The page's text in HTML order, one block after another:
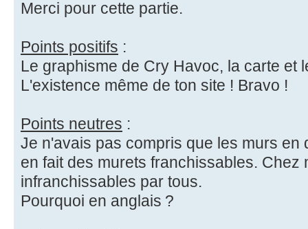
Merci pour cette partie.
Points positifs :
Le graphisme de Cry Havoc, la carte et
L'existence même de ton site ! Bravo !
Points neutres :
Je n'avais pas compris que les murs en
en fait des murets franchissables. Chez
infranchissables par tous.
Pourquoi en anglais ?